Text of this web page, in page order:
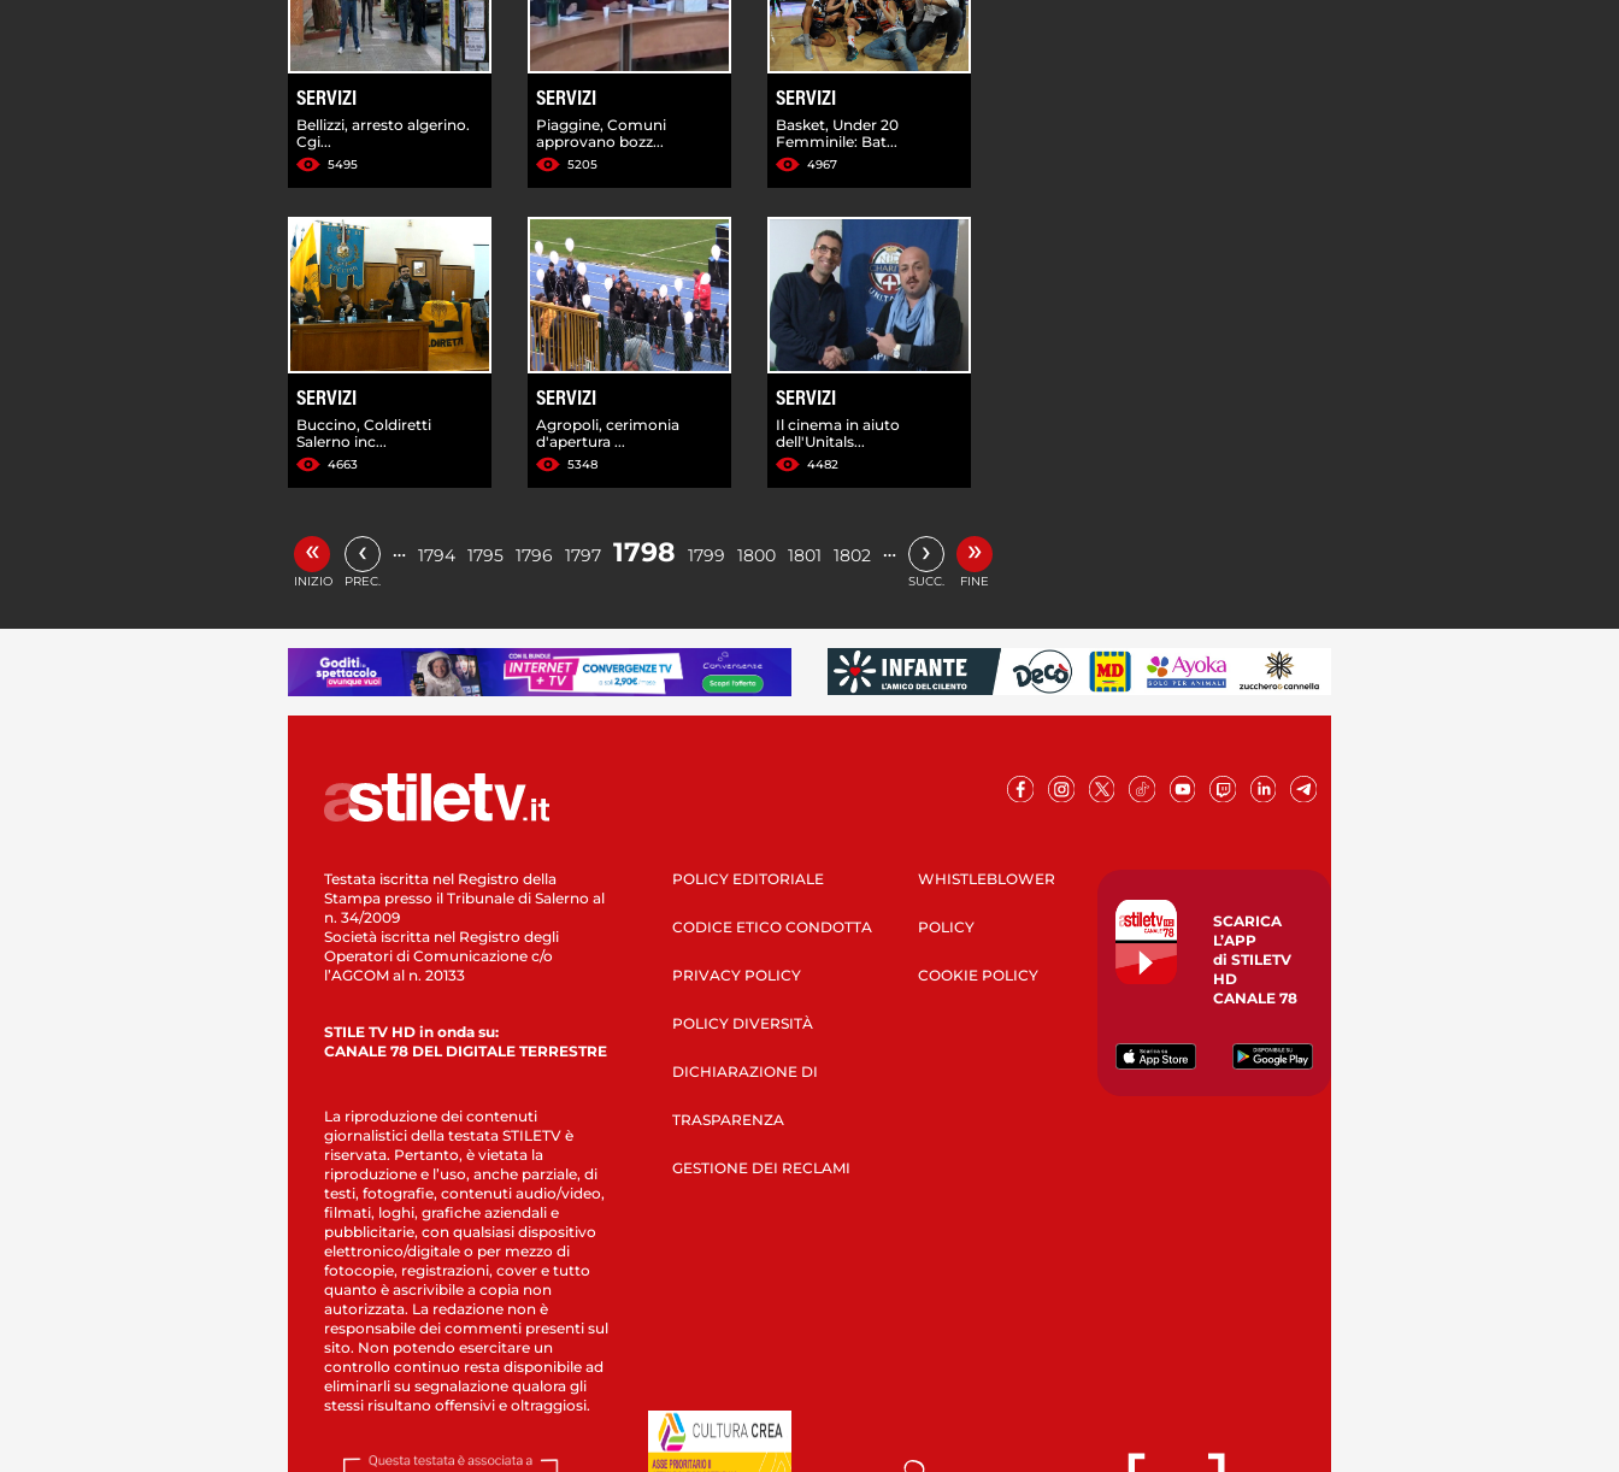
SERVIZI
Bellizzi, arresto algerino.
Cgi...
5495
SERVIZI
Piaggine, Comuni
approvano bozz...
5205
SERVIZI
Basket, Under 20
Femminile: Bat...
4967
SERVIZI
Buccino, Coldiretti
Salerno inc...
4663
SERVIZI
Agropoli, cerimonia
d'apertura ...
5348
SERVIZI
Il cinema in aiuto
dell'Unitals...
4482
«
INIZIO
‹
PREC.
… 1794 1795 1796 1797 1798 1799 1800 1801 1802 … ›
SUCC.
»
FINE
Testata iscritta nel Registro della
Stampa presso il Tribunale di Salerno al
n. 34/2009
Società iscritta nel Registro degli
Operatori di Comunicazione c/o
l’AGCOM al n. 20133
STILE TV HD in onda su:
CANALE 78 DEL DIGITALE TERRESTRE
La riproduzione dei contenuti
giornalistici della testata STILETV è
riservata. Pertanto, è vietata la
riproduzione e l’uso, anche parziale, di
testi, fotografie, contenuti audio/video,
filmati, loghi, grafiche aziendali e
pubblicitarie, con qualsiasi dispositivo
elettronico/digitale o per mezzo di
fotocopie, registrazioni, cover e tutto
quanto è ascrivibile a copia non
autorizzata. La redazione non è
responsabile dei commenti presenti sul
sito. Non potendo esercitare un
controllo continuo resta disponibile ad
eliminarli su segnalazione qualora gli
stessi risultano offensivi e oltraggiosi.
POLICY EDITORIALE
CODICE ETICO CONDOTTA
PRIVACY POLICY
POLICY DIVERSITÀ
DICHIARAZIONE DI
TRASPARENZA
GESTIONE DEI RECLAMI
WHISTLEBLOWER
POLICY
COOKIE POLICY
SCARICA
L’APP
di STILETV
HD
CANALE 78